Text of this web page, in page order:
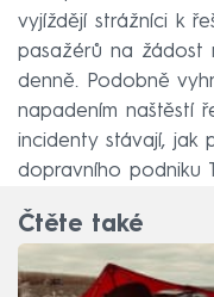
vyjíždějí strážníci k
pasažérů na žádost
denně. Podobně
napadením naštěstí
incidenty stávají, jak
dopravního podniku
Čtěte také